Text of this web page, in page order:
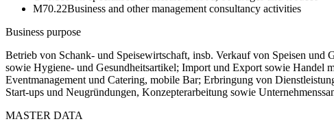
M70.22Business and other management consultancy activities
Business purpose
Betrieb von Schank- und Speisewirtschaft, insb. Verkauf von Speisen
sowie Hygiene- und Gesundheitsartikel; Import und Export sowie Handel
Eventmanagement und Catering, mobile Bar; Erbringung von
Start-ups und Neugründungen, Konzepterarbeitung sowie
MASTER DATA